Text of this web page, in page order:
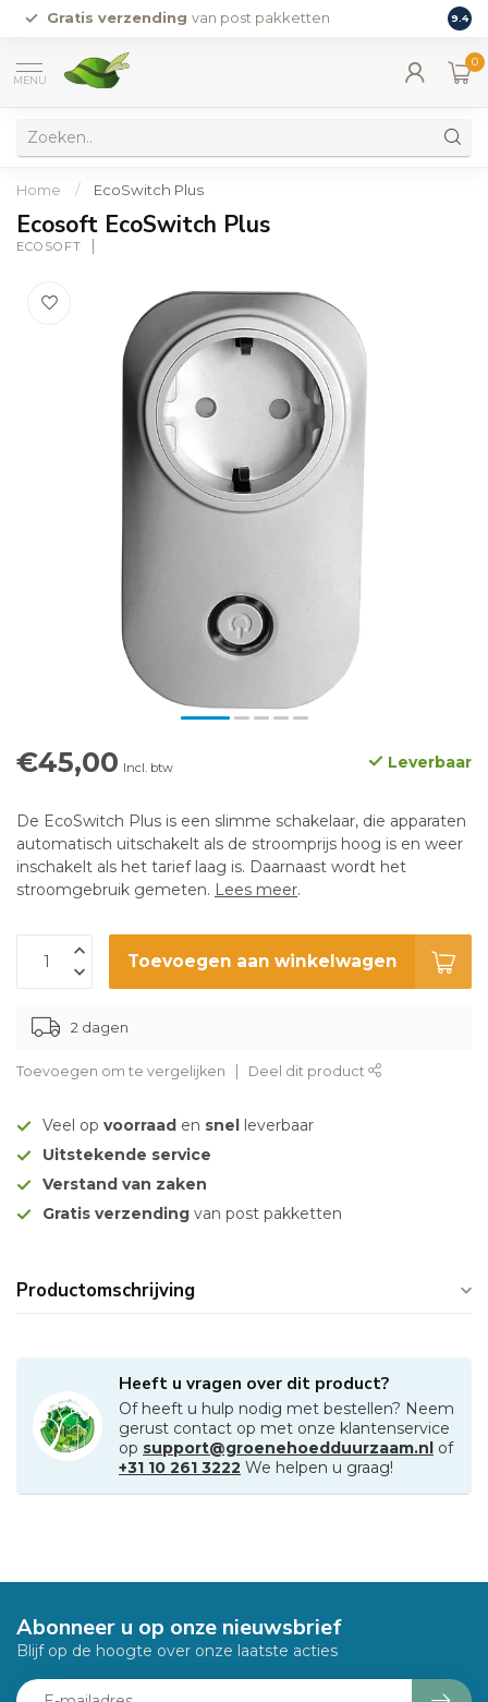
Gratis verzending van post pakketten 9.4
MENU
0
Home / EcoSwitch Plus
Ecosoft EcoSwitch Plus
ECOSOFT
€45,00 Incl. btw Leverbaar
De EcoSwitch Plus is een slimme schakelaar, die apparaten
automatisch uitschakelt als de stroomprijs hoog is en weer
inschakelt als het tarief laag is. Daarnaast wordt het
stroomgebruik gemeten. Lees meer.
Toevoegen aan winkelwagen
2 dagen
Toevoegen om te vergelijken Deel dit product
Veel op voorraad en snel leverbaar
Uitstekende service
Verstand van zaken
Gratis verzending van post pakketten
Productomschrijving
Heeft u vragen over dit product?
Of heeft u hulp nodig met bestellen? Neem
gerust contact op met onze klantenservice
op support@groenehoedduurzaam.nl of
+31 10 261 3222 We helpen u graag!
Abonneer u op onze nieuwsbrief
Blijf op de hoogte over onze laatste acties